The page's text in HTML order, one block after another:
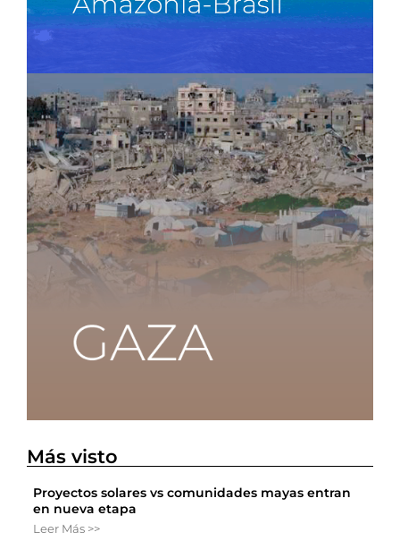
Más visto
Proyectos solares vs comunidades mayas entran
en nueva etapa
Leer Más >>